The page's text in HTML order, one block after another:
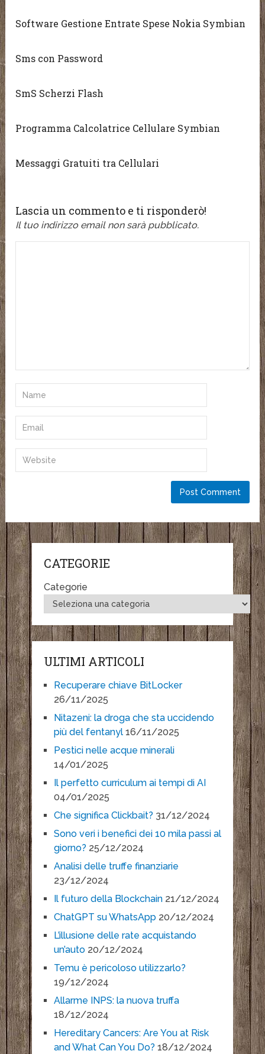
Software Gestione Entrate Spese Nokia Symbian
Sms con Password
SmS Scherzi Flash
Programma Calcolatrice Cellulare Symbian
Messaggi Gratuiti tra Cellulari
Lascia un commento e ti risponderò!
Il tuo indirizzo email non sarà pubblicato.
CATEGORIE
Categorie
ULTIMI ARTICOLI
Recuperare chiave BitLocker
26/11/2025
Nitazeni: la droga che sta uccidendo
più del fentanyl 16/11/2025
Pestici nelle acque minerali
14/01/2025
Il perfetto curriculum ai tempi di AI
04/01/2025
Che significa Clickbait? 31/12/2024
Sono veri i benefici dei 10 mila passi al
giorno? 25/12/2024
Analisi delle truffe finanziarie
23/12/2024
Il futuro della Blockchain 21/12/2024
ChatGPT su WhatsApp 20/12/2024
L’illusione delle rate acquistando
un’auto 20/12/2024
Temu è pericoloso utilizzarlo?
19/12/2024
Allarme INPS: la nuova truffa
18/12/2024
Hereditary Cancers: Are You at Risk
and What Can You Do? 18/12/2024